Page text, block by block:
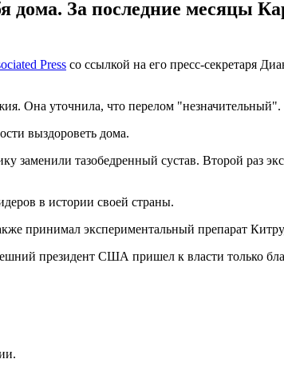
За последние месяцы
Press со ссылкой на его пресс-секретаря
Она уточнила, что перелом "незначительный".
выздороветь дома.
тазобедренный сустав. Второй раз
в истории своей страны.
принимал экспериментальный препарат
президент США пришел к власти только